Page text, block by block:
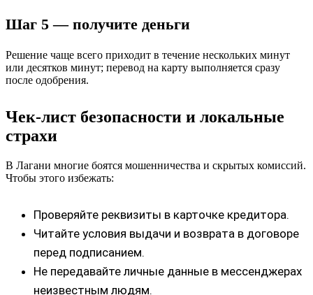
Шаг 5 — получите деньги
Решение чаще всего приходит в течение нескольких минут
или десятков минут; перевод на карту выполняется сразу
после одобрения.
Чек-лист безопасности и локальные
страхи
В Лагани многие боятся мошенничества и скрытых комиссий.
Чтобы этого избежать:
Проверяйте реквизиты в карточке кредитора.
Читайте условия выдачи и возврата в договоре
перед подписанием.
Не передавайте личные данные в мессенджерах
неизвестным людям.